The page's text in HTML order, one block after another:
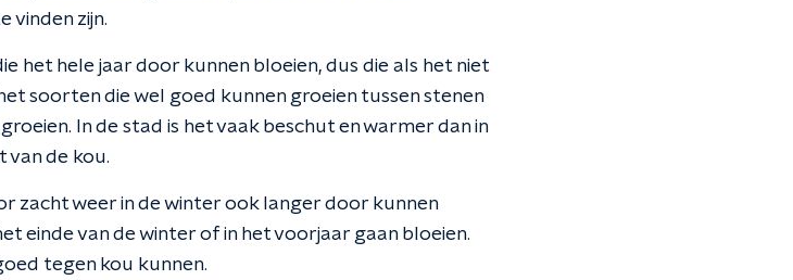
vinden zijn.
het hele jaar door kunnen bloeien, dus die als het niet
soorten die wel goed kunnen groeien tussen stenen
In de stad is het vaak beschut en warmer dan in
van de kou.
zacht weer in de winter ook langer door kunnen
einde van de winter of in het voorjaar gaan bloeien.
tegen kou kunnen.